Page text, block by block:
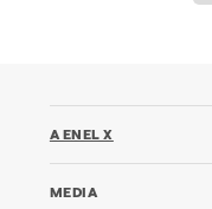
A ENEL X
MEDIA